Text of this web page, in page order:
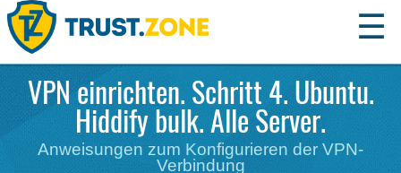
☰
VPN einrichten. Schritt 4. Ubuntu.
Hiddify bulk. Alle Server.
Anweisungen zum Konfigurieren der VPN-
Verbindung